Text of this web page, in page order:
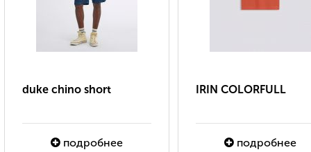
duke chino short
подробнее
IRIN COLORFULL
подробнее